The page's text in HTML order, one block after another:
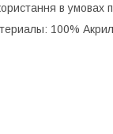
в умовах
100%